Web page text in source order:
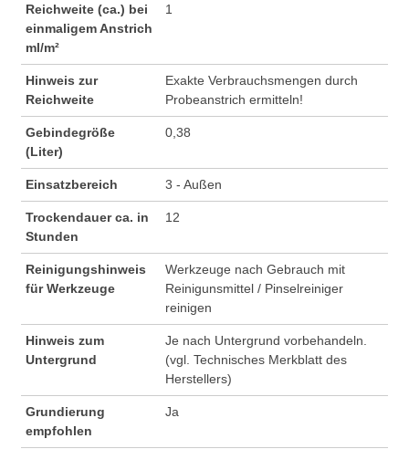
Reichweite (ca.) bei
einmaligem Anstrich
ml/m²
1
Hinweis zur
Reichweite
Exakte Verbrauchsmengen durch
Probeanstrich ermitteln!
Gebindegröße
(Liter)
0,38
Einsatzbereich 3 - Außen
Trockendauer ca. in
Stunden
12
Reinigungshinweis
für Werkzeuge
Werkzeuge nach Gebrauch mit
Reinigunsmittel / Pinselreiniger
reinigen
Hinweis zum
Untergrund
Je nach Untergrund vorbehandeln.
(vgl. Technisches Merkblatt des
Herstellers)
Grundierung
empfohlen
Ja